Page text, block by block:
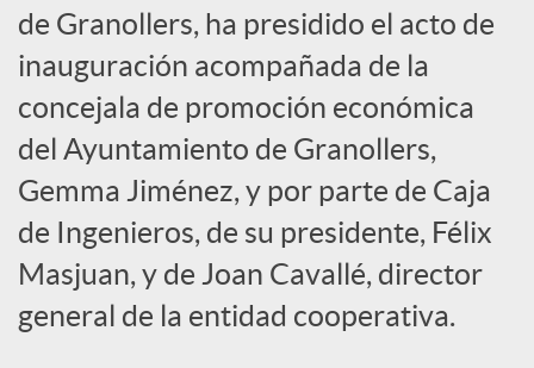
c
i
a
l
e
de Granollers, ha presidido el acto de
inauguración acompañada de la
concejala de promoción económica
del Ayuntamiento de Granollers,
Gemma Jiménez, y por parte de Caja
de Ingenieros, de su presidente, Félix
Masjuan, y de Joan Cavallé, director
general de la entidad cooperativa.